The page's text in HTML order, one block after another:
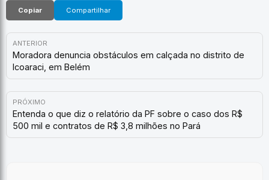
Copiar Compartilhar
ANTERIOR
Moradora denuncia obstáculos em calçada no distrito de
Icoaraci, em Belém
PRÓXIMO
Entenda o que diz o relatório da PF sobre o caso dos R$
500 mil e contratos de R$ 3,8 milhões no Pará